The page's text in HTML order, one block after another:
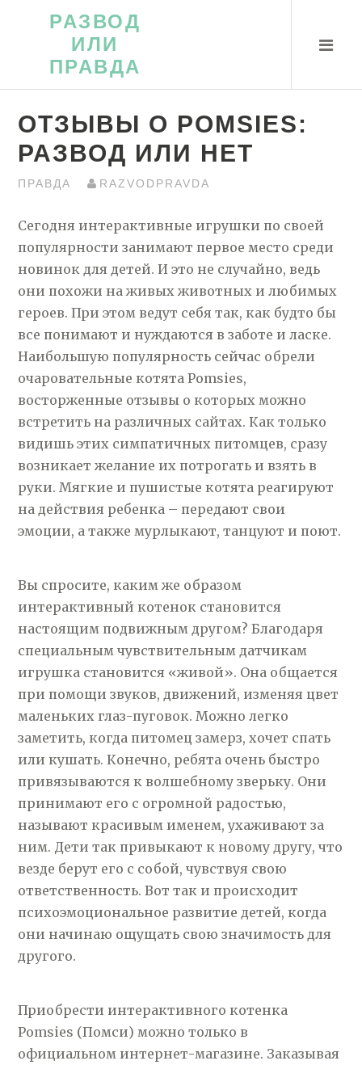
РАЗВОД
ИЛИ
ПРАВДА
ОТЗЫВЫ О POMSIES:
РАЗВОД ИЛИ НЕТ
ПРАВДА RAZVODPRAVDA
Сегодня интерактивные игрушки по своей
популярности занимают первое место среди
новинок для детей. И это не случайно, ведь
они похожи на живых животных и любимых
героев. При этом ведут себя так, как будто бы
все понимают и нуждаются в заботе и ласке.
Наибольшую популярность сейчас обрели
очаровательные котята Pomsies,
восторженные отзывы о которых можно
встретить на различных сайтах. Как только
видишь этих симпатичных питомцев, сразу
возникает желание их потрогать и взять в
руки. Мягкие и пушистые котята реагируют
на действия ребенка – передают свои
эмоции, а также мурлыкают, танцуют и поют.
Вы спросите, каким же образом
интерактивный котенок становится
настоящим подвижным другом? Благодаря
специальным чувствительным датчикам
игрушка становится «живой». Она общается
при помощи звуков, движений, изменяя цвет
маленьких глаз-пуговок. Можно легко
заметить, когда питомец замерз, хочет спать
или кушать. Конечно, ребята очень быстро
привязываются к волшебному зверьку. Они
принимают его с огромной радостью,
называют красивым именем, ухаживают за
ним. Дети так привыкают к новому другу, что
везде берут его с собой, чувствуя свою
ответственность. Вот так и происходит
психоэмоциональное развитие детей, когда
они начинаю ощущать свою значимость для
другого.
Приобрести интерактивного котенка
Pomsies (Помси) можно только в
официальном интернет-магазине. Заказывая